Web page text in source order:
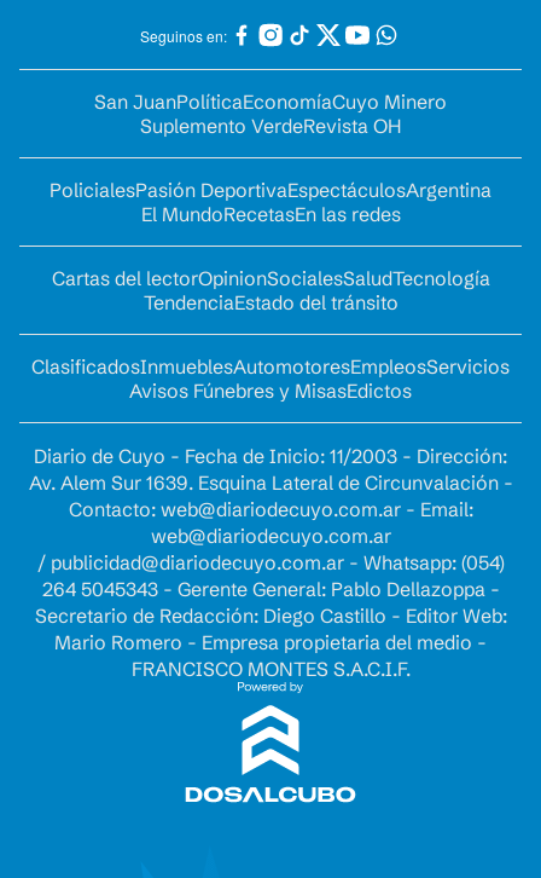
Seguinos en:
San JuanPolíticaEconomíaCuyo Minero
Suplemento VerdeRevista OH
PolicialesPasión DeportivaEspectáculosArgentina
El MundoRecetasEn las redes
Cartas del lectorOpinionSocialesSaludTecnología
TendenciaEstado del tránsito
ClasificadosInmueblesAutomotoresEmpleosServicios
Avisos Fúnebres y MisasEdictos
Diario de Cuyo - Fecha de Inicio: 11/2003 - Dirección:
Av. Alem Sur 1639. Esquina Lateral de Circunvalación -
Contacto: web@diariodecuyo.com.ar- Email:
web@diariodecuyo.com.ar
/ publicidad@diariodecuyo.com.ar- Whatsapp: (054)
264 5045343 - Gerente General: Pablo Dellazoppa -
Secretario de Redacción: Diego Castillo - Editor Web:
Mario Romero - Empresa propietaria del medio -
FRANCISCO MONTES S.A.C.I.F.